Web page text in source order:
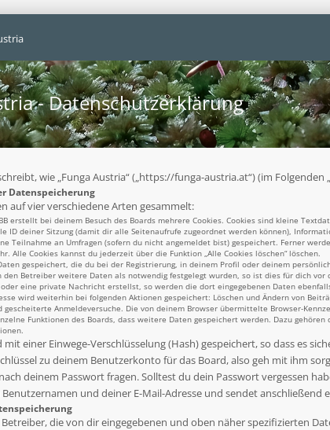
- Datenschutzerklärung
wie „Funga Austria“ („https://funga-austria.at“) (im
Datenspeicherung
auf vier verschiedene Arten gesammelt:
erstellt bei deinem Besuch des Boards mehrere Cookies. Cookies sind kleine
ID deiner Sitzung (damit dir alle Seitenaufrufe zugeordnet werden können),
Teilnahme an Umfragen (sofern du nicht angemeldet bist) gespeichert. Ferner
Alle Cookies kannst du jederzeit über die Funktion „Alle Cookies löschen“ löschen.
gespeichert, die du bei der Registrierung, in deinem Profil oder deinem
den Betreiber weitere Daten als notwendig festgelegt wurden, so ist dies für dich vor
eine private Nachricht erstellst, so werden die dort eingegebenen Daten
wird weiterhin bei folgenden Aktionen gespeichert: Löschen und Ändern von
gescheiterte Anmeldeversuche. Die von deinem Browser übermittelte Browser-
Funktionen des Boards, dass weitere Daten gespeichert werden. Dazu
mit einer Einwege-Verschlüsselung (Hash) gespeichert, so dass es
zu deinem Benutzerkonto für das Board, also geh mit ihm
deinem Passwort fragen. Solltest du dein Passwort vergessen
und deiner E-Mail-Adresse und sendet
die von dir eingegebenen und oben näher spezifizierten